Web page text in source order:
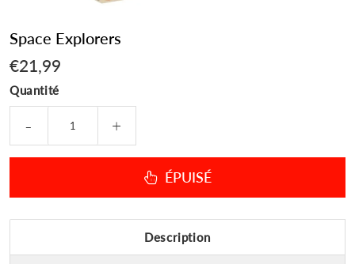
Space Explorers
€21,99
Quantité
+
-
ÉPUISÉ
Description